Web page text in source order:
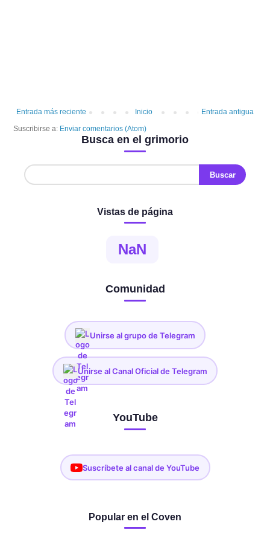
Entrada más reciente Entrada antigua
Inicio
Suscribirse a: Enviar comentarios (Atom)
Busca en el grimorio
Vistas de página
NaN
Comunidad
Unirse al grupo de Telegram
Unirse al Canal Oficial de Telegram
YouTube
Suscríbete al canal de YouTube
Popular en el Coven